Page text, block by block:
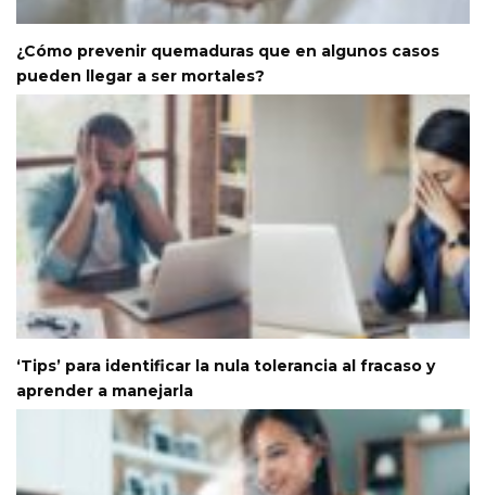
¿Cómo prevenir quemaduras que en algunos casos
pueden llegar a ser mortales?
‘Tips’ para identificar la nula tolerancia al fracaso y
aprender a manejarla